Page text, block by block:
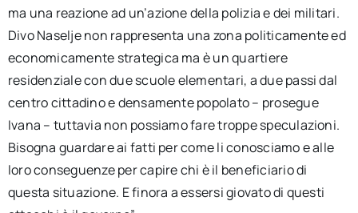
ma una reazione ad un’azione della polizia e dei militari.
Divo Naselje non rappresenta una zona politicamente ed
economicamente strategica ma è un quartiere
residenziale con due scuole elementari, a due passi dal
centro cittadino e densamente popolato – prosegue
Ivana – tuttavia non possiamo fare troppe speculazioni.
Bisogna guardare ai fatti per come li conosciamo e alle
loro conseguenze per capire chi è il beneficiario di
questa situazione. E finora a essersi giovato di questi